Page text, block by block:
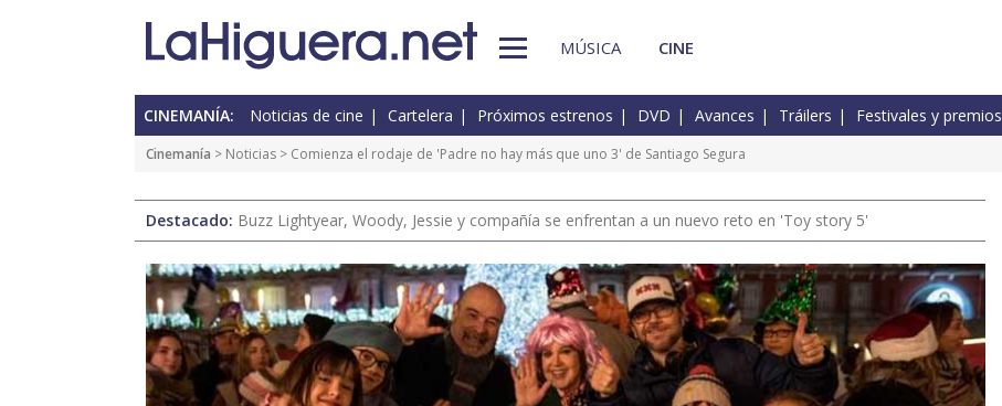
MÚSICA CINE
CINEMANÍA: Noticias de cine Cartelera Próximos estrenos DVD Avances Tráilers Festivales y premios
Cinemanía > Noticias > Comienza el rodaje de 'Padre no hay más que uno 3' de Santiago Segura
Destacado: Buzz Lightyear, Woody, Jessie y compañía se enfrentan a un nuevo reto en 'Toy story 5'